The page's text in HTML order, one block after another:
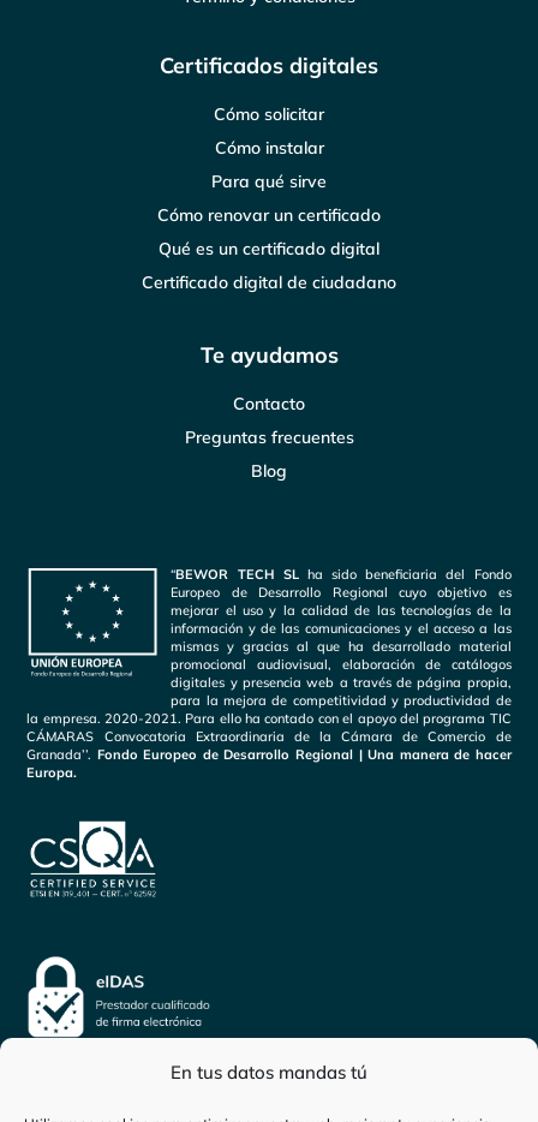
En tus datos mandas tú
Certificados digitales
Cómo solicitar
Cómo instalar
Para qué sirve
Cómo renovar un certificado
Qué es un certificado digital
Certificado digital de ciudadano
Te ayudamos
Contacto
Preguntas frecuentes
Blog
“BEWOR TECH SLha sido beneficiaria del Fondo
Europeo de Desarrollo Regional cuyo objetivo es
mejorar el uso y la calidad de las tecnologías de la
información y de las comunicaciones y el acceso a las
mismas y gracias al que ha desarrollado material
promocional audiovisual, elaboración de catálogos
digitales y presencia web a través de página propia,
para la mejora de competitividad y productividad de
la empresa. 2020-2021. Para ello ha contado con el apoyo del programa TIC
CÁMARAS Convocatoria Extraordinaria de la Cámara de Comercio de
Granada’’. Fondo Europeo de Desarrollo Regional | Una manera de hacer
Europa.